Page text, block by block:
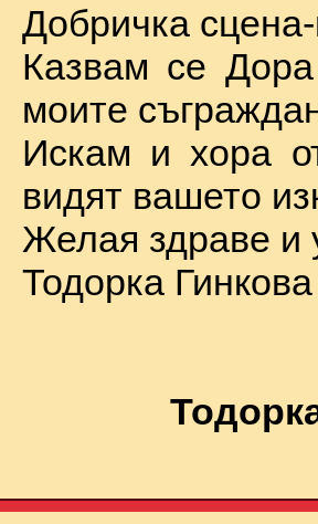
Добричка
Казвам се
моите
Искам и хора
видят вашето
Желая здраве и
Тодорка